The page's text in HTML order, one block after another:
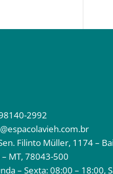
2992
Filinto Müller, 1174 –
– MT, 78043-500
– Sexta: 08:00 – 18:00,